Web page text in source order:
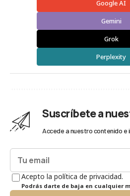
Google AI
Gemini
Grok
Perplexity
Suscríbete a
Accede a nuestro contenido e
Acepto la política de privacidad.
Podrás darte de baja en cualquier